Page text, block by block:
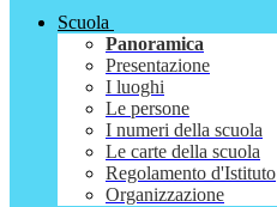
Scuola
Panoramica
Presentazione
I luoghi
Le persone
I numeri della scuola
Le carte della scuola
Regolamento d'Istituto
Organizzazione